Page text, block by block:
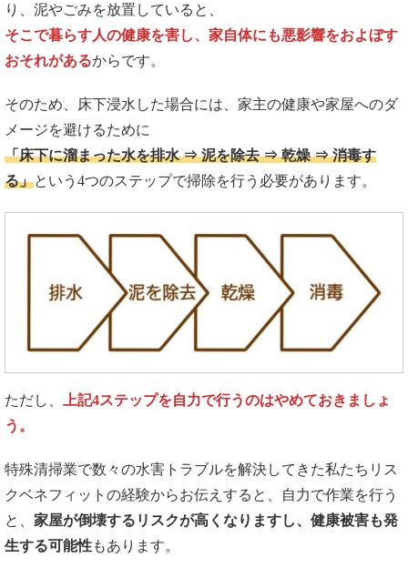
り、泥やごみを放置していると、
そこで暮らす人の健康を害し、家自体にも悪影響をおよぼす
おそれがあるからです。
そのため、床下浸水した場合には、家主の健康や家屋へのダ
メージを避けるために
「床下に溜まった水を排水 ⇒ 泥を除去 ⇒ 乾燥 ⇒ 消毒す
る」という4つのステップで掃除を行う必要があります。
ただし、
上記4ステップを自力で行うのはやめておきましょ
う。
特殊清掃業で数々の水害トラブルを解決してきた私たちリス
クベネフィットの経験からお伝えすると、自力で作業を行う
と、 家屋が倒壊するリスクが高くなりますし、健康被害も発
生する可能性もあります。